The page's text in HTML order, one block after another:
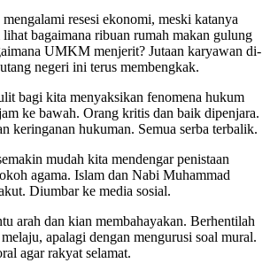
resesi ekonomi, meski katanya
bagaimana ribuan rumah makan gulung
UMKM menjerit? Jutaan karyawan di-
negeri ini terus membengkak.
bagi kita menyaksikan fenomena hukum
ke bawah. Orang kritis dan baik dipenjara.
keringanan hukuman. Semua serba terbalik.
mudah kita mendengar penistaan
agama. Islam dan Nabi Muhammad
Diumbar ke media sosial.
arah dan kian membahayakan. Berhentilah
apalagi dengan mengurusi soal mural.
agar rakyat selamat.